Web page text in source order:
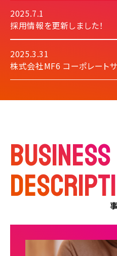
2025.7.1
採用情報を更新しました！
2025.3.31
株式会社MF6 コーポレート
BUSINESS